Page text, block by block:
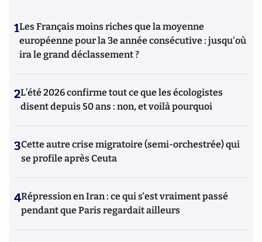
1Les Français moins riches que la moyenne
européenne pour la 3e année consécutive : jusqu'où
ira le grand déclassement ?
2L’été 2026 confirme tout ce que les écologistes
disent depuis 50 ans : non, et voilà pourquoi
3Cette autre crise migratoire (semi-orchestrée) qui
se profile après Ceuta
4Répression en Iran : ce qui s'est vraiment passé
pendant que Paris regardait ailleurs